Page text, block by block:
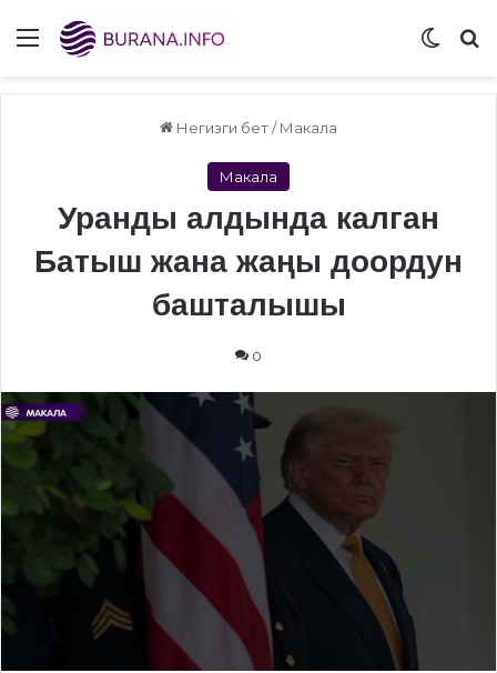
Menu
Негизги бет/ Макала
Макала
Уранды алдында калган
Батыш жана жаңы доордун
башталышы
0